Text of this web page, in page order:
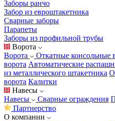
Заборы ранчо
Забор из евроштакетника
Сварные заборы
Парапеты
Заборы из профильной трубы
Ворота
Ворота
Откатные консольные
ворота Автоматические
из металлического штакетника
ворота Калитки
Навесы
Навесы
Сварные ограждения
Партнерство
О компании